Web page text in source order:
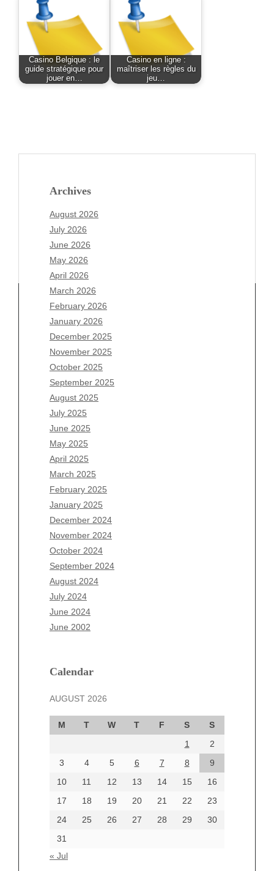
Casino Belgique : le
guide stratégique pour
jouer en…
Casino en ligne :
maîtriser les règles du
jeu…
Archives
August 2026
July 2026
June 2026
May 2026
April 2026
March 2026
February 2026
January 2026
December 2025
November 2025
October 2025
September 2025
August 2025
July 2025
June 2025
May 2025
April 2025
March 2025
February 2025
January 2025
December 2024
November 2024
October 2024
September 2024
August 2024
July 2024
June 2024
June 2002
Calendar
AUGUST 2026
M T W T F S
S
1
2
3
4 5 6 7 8
9
10
11 12 13 14 15
16
17
18 19 20 21 22
23
24
25 26 27 28 29
30
31
« Jul
Archives
August 2026
July 2026
June 2026
May 2026
April 2026
March 2026
February 2026
January 2026
December 2025
November 2025
October 2025
September 2025
August 2025
July 2025
June 2025
May 2025
April 2025
March 2025
December 2024
October 2024
September 2024
August 2024
June 2024
Categories
beauty